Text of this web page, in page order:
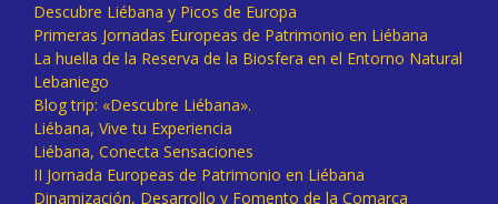
Descubre Liébana y Picos de Europa
Primeras Jornadas Europeas de Patrimonio en Liébana
La huella de la Reserva de la Biosfera en el Entorno Natural
Lebaniego
Blog trip: «Descubre Liébana».
Liébana, Vive tu Experiencia
Liébana, Conecta Sensaciones
II Jornada Europeas de Patrimonio en Liébana
Dinamización, Desarrollo y Fomento de la Comarca